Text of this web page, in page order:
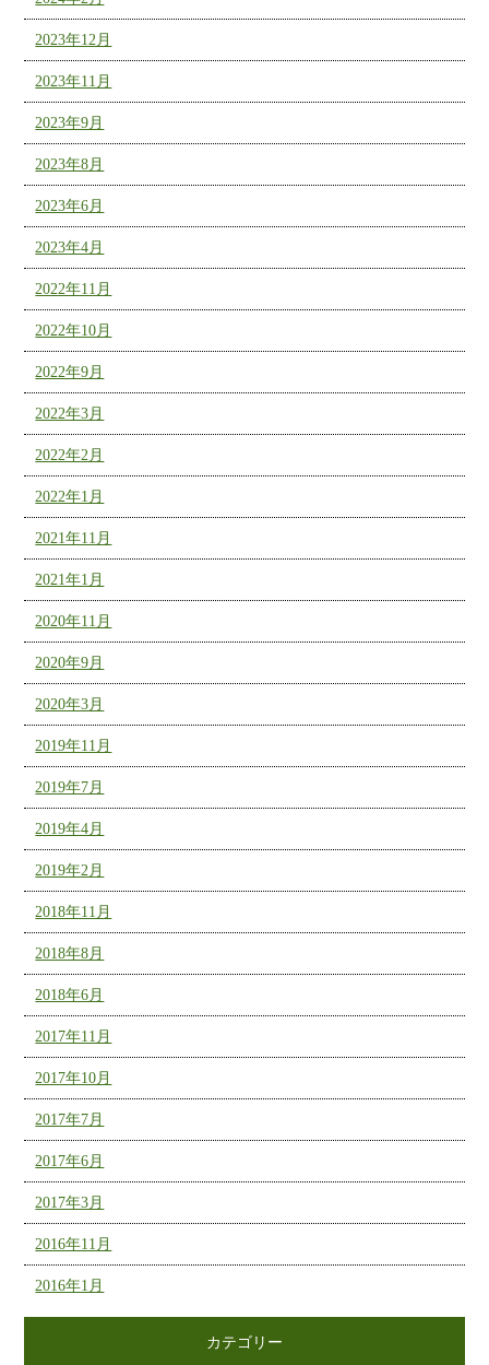
2023年12月
2023年11月
2023年9月
2023年8月
2023年6月
2023年4月
2022年11月
2022年10月
2022年9月
2022年3月
2022年2月
2022年1月
2021年11月
2021年1月
2020年11月
2020年9月
2020年3月
2019年11月
2019年7月
2019年4月
2019年2月
2018年11月
2018年8月
2018年6月
2017年11月
2017年10月
2017年7月
2017年6月
2017年3月
2016年11月
2016年1月
カテゴリー